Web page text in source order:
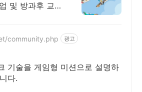
및 방과후 교
community.php 광고
기술을 게임형 미션으로 설명하
다.